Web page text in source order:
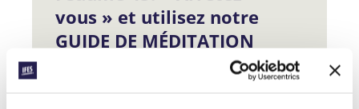
vous » et utilisez notre
GUIDE DE MÉDITATION
BIBLIQUE de cinq jours.